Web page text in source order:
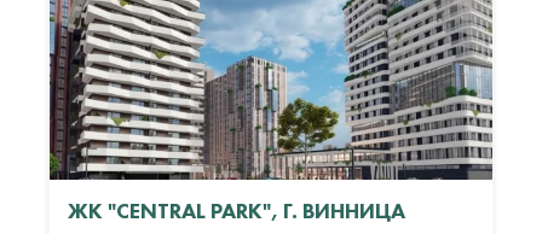
ЖК "CENTRAL PARK", Г. ВИННИЦА